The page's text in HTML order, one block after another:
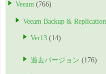
Veeam (766)
Veeam Backup & Replication
Ver13 (14)
過去バージョン (176)